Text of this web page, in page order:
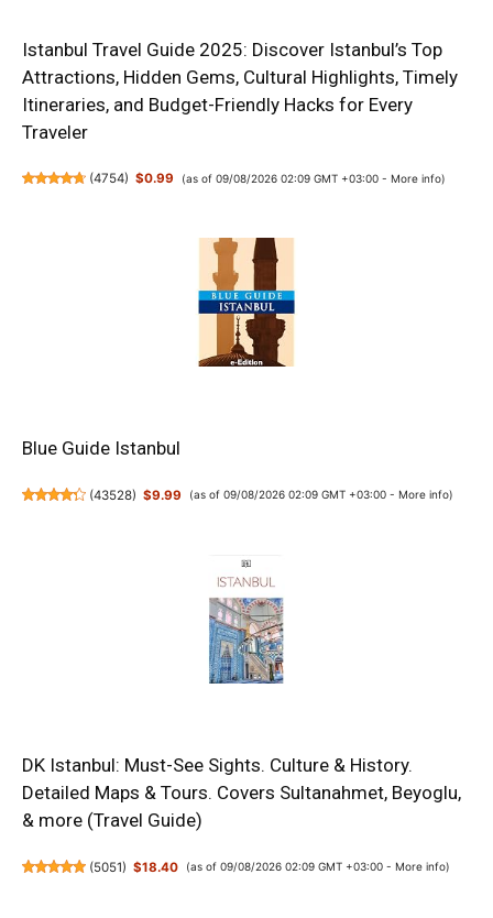
Istanbul Travel Guide 2025: Discover Istanbul’s Top
Attractions, Hidden Gems, Cultural Highlights, Timely
Itineraries, and Budget-Friendly Hacks for Every
Traveler
(4754) $0.99 (as of 09/08/2026 02:09 GMT +03:00 - More info)
Blue Guide Istanbul
(43528) $9.99 (as of 09/08/2026 02:09 GMT +03:00 - More info)
DK Istanbul: Must-See Sights. Culture & History.
Detailed Maps & Tours. Covers Sultanahmet, Beyoglu,
& more (Travel Guide)
(5051) $18.40 (as of 09/08/2026 02:09 GMT +03:00 - More info)